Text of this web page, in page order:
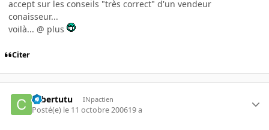
accept sur les conseils "très correct" d'un vendeur
conaisseur...
voilà... @ plus
Citer
cybertutu INpactien
Posté(e) le 11 octobre 200619 a